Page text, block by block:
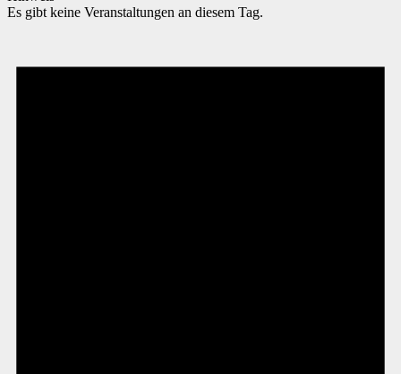
Es gibt keine Veranstaltungen an diesem Tag.